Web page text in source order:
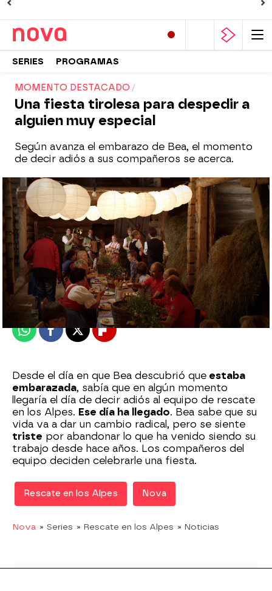
SERIES PROGRAMAS
MOMENTO DESTACADO
Una fiesta tirolesa para despedir a
alguien muy especial
Según avanza el embarazo de Bea, el momento
de decir adiós a sus compañeros se acerca.
Nova
Madrid
Publicado:20 de septiembre de 2020, 18:00
WhatsappFacebook
X Flipboard
Desde el día en que Bea descubrió que estaba
embarazada, sabía que en algún momento
llegaría el día de decir adiós al equipo de rescate
en los Alpes. Ese día ha llegado. Bea sabe que su
vida va a dar un cambio radical, pero se siente
triste por abandonar lo que ha venido siendo su
trabajo desde hace años. Los compañeros del
equipo deciden celebrarle una fiesta.
Rescate en los Alpes Nova
Nova » Series » Rescate en los Alpes » Noticias